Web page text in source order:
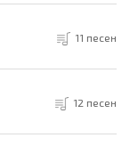
11 песен
12 песен